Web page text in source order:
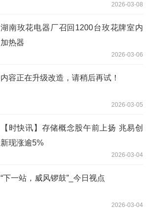
2026-03-08
湖南玫花电器厂召回1200台玫花牌室内
加热器
2026-03-06
内容正在升级改造，请稍后再试！
2026-03-05
【时快讯】存储概念股午前上扬 兆易创
新现涨逾5%
2026-03-04
“下一站，威风锣鼓”_今日视点
2026-03-04